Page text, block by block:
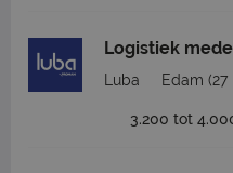
Logistiek
Luba Edam (27
3.200 tot